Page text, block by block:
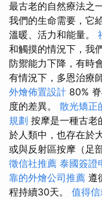
最古老的自然療法之
我們的生命需要，它
溫暖、活力和能量。
和觸摸的情況下，我
防禦能力下降，有時
有情況下，多恩治療
外燴佈置設計 80%
度的差異。 散光矯正
規劃 按摩是一種古老
於人類中，也存在於
或與反射區按摩（足
徵信社推薦 泰國簽證
靠的外燴公司推薦 遵
程持續30天。 值得